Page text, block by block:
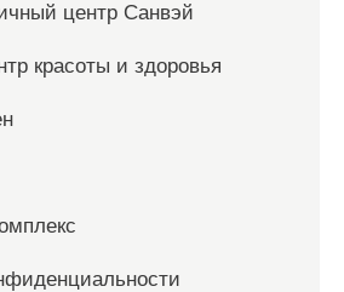
центр Санвэй
красоты и здоровья